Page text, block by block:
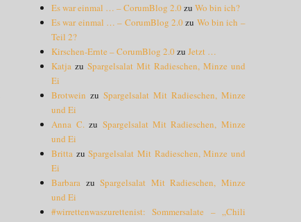
Es war einmal … – CorumBlog 2.0zuWo bin ich?
Es war einmal … – CorumBlog 2.0zu Wo bin ich –
Teil 2?
Kirschen-Ernte – CorumBlog 2.0zuJetzt …
Katja zuSpargelsalat Mit Radieschen, Minze und
Ei
Brotwein zuSpargelsalat Mit Radieschen, Minze
und Ei
Anna C.zu Spargelsalat Mit Radieschen, Minze
und Ei
Britta zuSpargelsalat Mit Radieschen, Minze und
Ei
Barbara zuSpargelsalat Mit Radieschen, Minze
und Ei
#wirrettenwaszurettenist: Sommersalate – „Chili